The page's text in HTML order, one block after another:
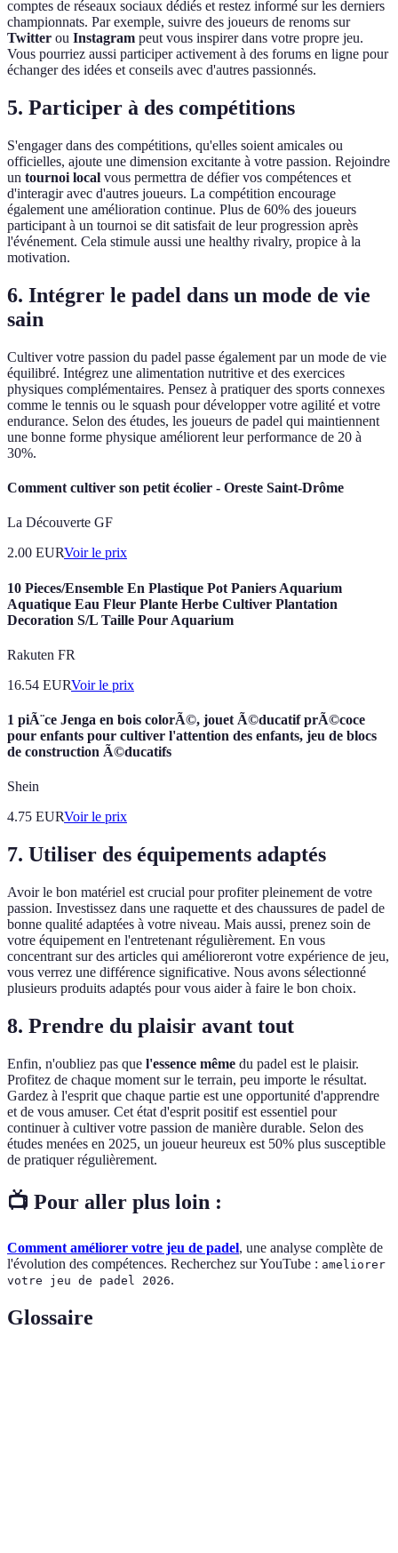
comptes de réseaux sociaux dédiés et restez informé sur les derniers
championnats. Par exemple, suivre des joueurs de renoms sur
Twitter ou Instagram peut vous inspirer dans votre propre jeu.
Vous pourriez aussi participer activement à des forums en ligne pour
échanger des idées et conseils avec d'autres passionnés.
5. Participer à des compétitions
S'engager dans des compétitions, qu'elles soient amicales ou
officielles, ajoute une dimension excitante à votre passion. Rejoindre
un tournoi local vous permettra de défier vos compétences et
d'interagir avec d'autres joueurs. La compétition encourage
également une amélioration continue. Plus de 60% des joueurs
participant à un tournoi se dit satisfait de leur progression après
l'événement. Cela stimule aussi une healthy rivalry, propice à la
motivation.
6. Intégrer le padel dans un mode de vie
sain
Cultiver votre passion du padel passe également par un mode de vie
équilibré. Intégrez une alimentation nutritive et des exercices
physiques complémentaires. Pensez à pratiquer des sports connexes
comme le tennis ou le squash pour développer votre agilité et votre
endurance. Selon des études, les joueurs de padel qui maintiennent
une bonne forme physique améliorent leur performance de 20 à
30%.
Comment cultiver son petit écolier - Oreste Saint-Drôme
La Découverte GF
2.00 EURVoir le prix
10 Pieces/Ensemble En Plastique Pot Paniers Aquarium
Aquatique Eau Fleur Plante Herbe Cultiver Plantation
Decoration S/L Taille Pour Aquarium
Rakuten FR
16.54 EURVoir le prix
1 piÃ¨ce Jenga en bois colorÃ©, jouet Ã©ducatif prÃ©coce
pour enfants pour cultiver l'attention des enfants, jeu de blocs
de construction Ã©ducatifs
Shein
4.75 EURVoir le prix
7. Utiliser des équipements adaptés
Avoir le bon matériel est crucial pour profiter pleinement de votre
passion. Investissez dans une raquette et des chaussures de padel de
bonne qualité adaptées à votre niveau. Mais aussi, prenez soin de
votre équipement en l'entretenant régulièrement. En vous
concentrant sur des articles qui amélioreront votre expérience de jeu,
vous verrez une différence significative. Nous avons sélectionné
plusieurs produits adaptés pour vous aider à faire le bon choix.
8. Prendre du plaisir avant tout
Enfin, n'oubliez pas que l'essence même du padel est le plaisir.
Profitez de chaque moment sur le terrain, peu importe le résultat.
Gardez à l'esprit que chaque partie est une opportunité d'apprendre
et de vous amuser. Cet état d'esprit positif est essentiel pour
continuer à cultiver votre passion de manière durable. Selon des
études menées en 2025, un joueur heureux est 50% plus susceptible
de pratiquer régulièrement.
📺 Pour aller plus loin :
Comment améliorer votre jeu de padel, une analyse complète de
l'évolution des compétences. Recherchez sur YouTube : ameliorer
votre jeu de padel 2026.
Glossaire